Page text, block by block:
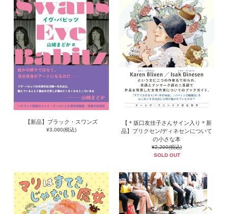
【新品】ブラック・スワンズ
¥3,080(税込)
【＊坂口友佳子さんサイン入り＊新
品】ブリクセン/ディネセンについて
の小さな本
¥2,200(税込)
SOLD OUT